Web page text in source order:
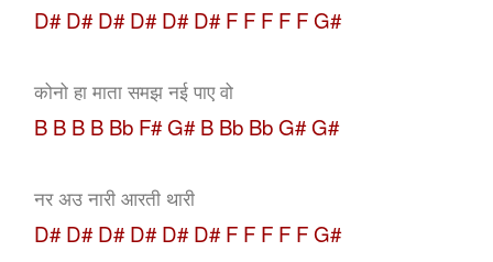
D# D# D# D# D# D#F F F F F G#
कोनो हा माता समझ नई पाए वो
B B B B Bb F# G# B Bb Bb G# G#
नर अउ नारी आरती थारी
D# D# D# D# D# D#F F F F F G#